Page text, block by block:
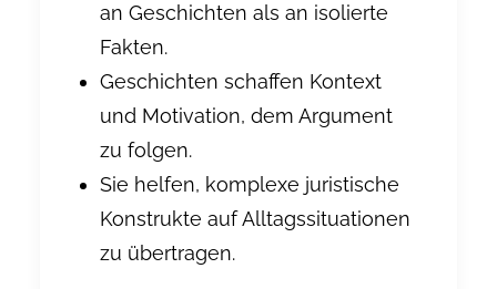
an Geschichten als an isolierte
Fakten.
Geschichten schaffen Kontext
und Motivation, dem Argument
zu folgen.
Sie helfen, komplexe juristische
Konstrukte auf Alltagssituationen
zu übertragen.